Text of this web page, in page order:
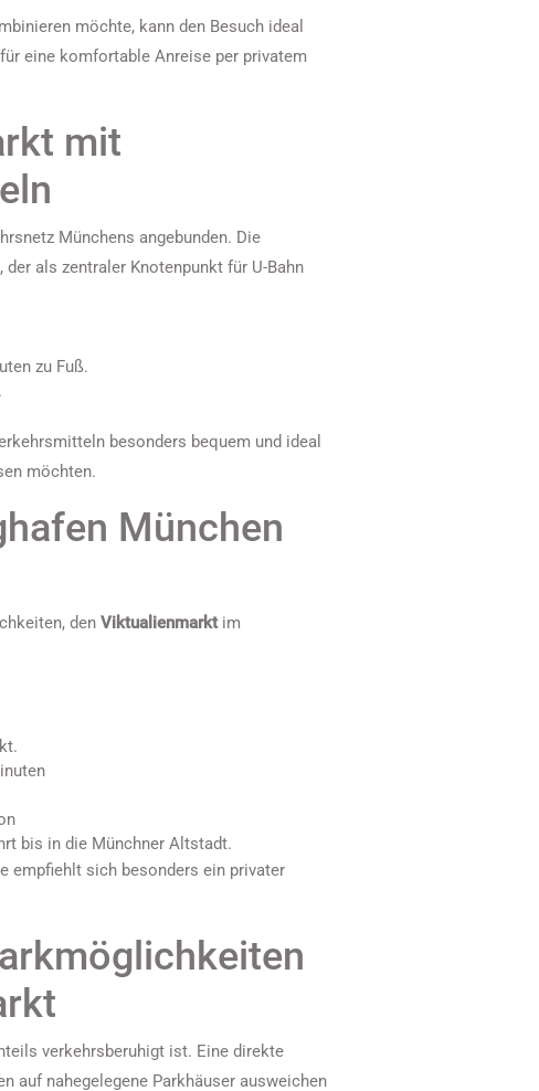
möchte, kann den Besuch ideal
eine komfortable Anreise per privatem
mit
Münchens angebunden. Die
, der als zentraler Knotenpunkt für U-Bahn
zu Fuß.
besonders bequem und ideal
möchten.
München
den Viktualienmarktim
bis in die Münchner Altstadt.
empfiehlt sich besonders ein privater
verkehrsberuhigt ist. Eine direkte
auf nahegelegene Parkhäuser ausweichen